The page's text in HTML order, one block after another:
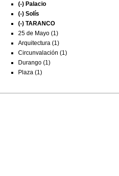
(-) Palacio
(-) Solís
(-) TARANCO
25 de Mayo (1)
Arquitectura (1)
Circunvalación (1)
Durango (1)
Plaza (1)